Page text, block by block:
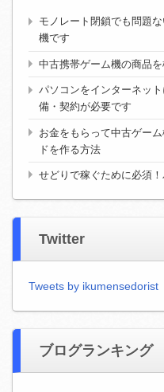
モノレート閉鎖でも問題
機です
中古携帯ゲーム機の商品
パソコンをインターネッ
備・契約が必要です
お金をもらって中古ゲー
ドを作る方法
せどりで稼ぐために必須
Twitter
Tweets by ikumensedorist
ブログランキング